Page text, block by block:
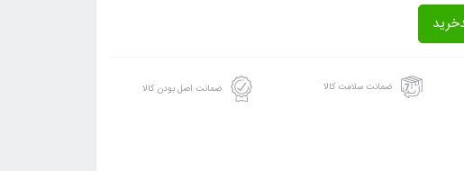
ضمانت سلامت کالا ضمانت اصل بودن کالا